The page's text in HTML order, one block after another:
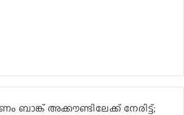
അക്കൗണ്ടിലേക്ക് നേരിട്ട്;